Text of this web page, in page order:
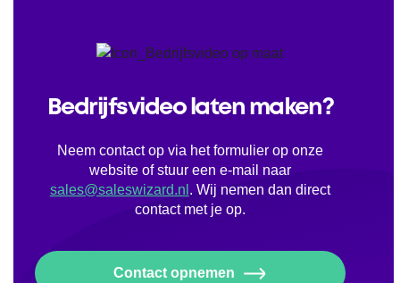
Bedrijfsvideo laten maken?
Neem contact op via het formulier op onze
website of stuur een e-mail naar
sales@saleswizard.nl . Wij nemen dan direct
contact met je op.
Contact opnemen